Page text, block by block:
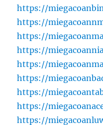
https://
https://
https://
https://
https://
https://
https://
https://
https://